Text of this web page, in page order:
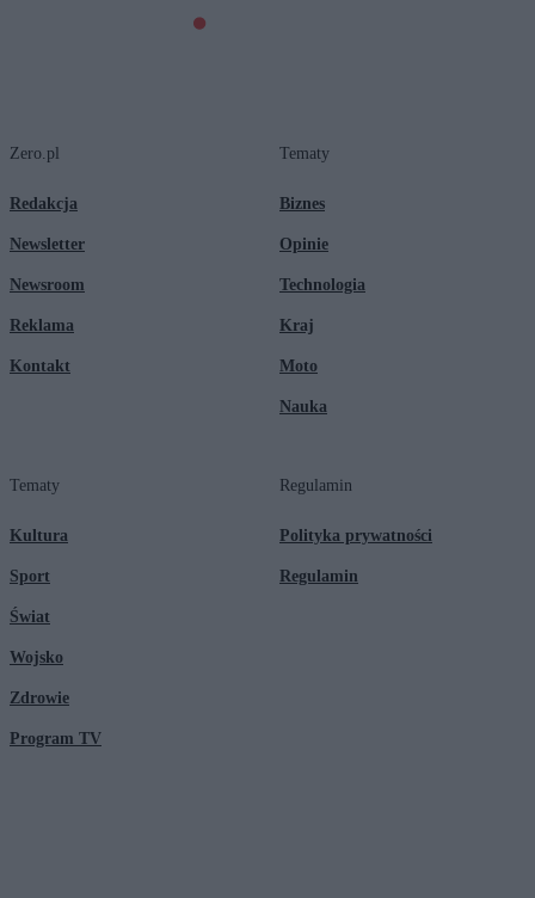
Zero.pl
Redakcja
Newsletter
Newsroom
Reklama
Kontakt
Tematy
Biznes
Opinie
Technologia
Kraj
Moto
Nauka
Tematy
Kultura
Sport
Świat
Wojsko
Zdrowie
Program TV
Regulamin
Polityka prywatności
Regulamin